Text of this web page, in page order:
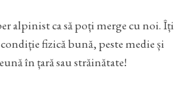
alpinist ca să poți merge cu noi. Îți
fizică bună, peste medie și
în țară sau străinătate!